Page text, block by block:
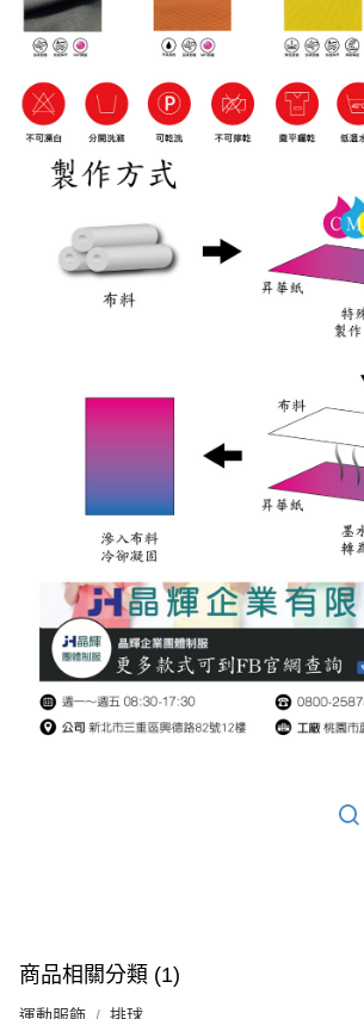
商品相關分類 (1)